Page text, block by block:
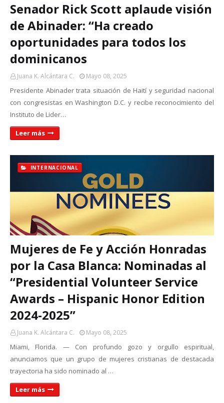
Senador Rick Scott aplaude visión
de Abinader: “Ha creado
oportunidades para todos los
dominicanos
Juana K. Alcántara C. Mayo 08, 2025
Presidente Abinader trata situación de Haití y seguridad nacional
con congresistas en Washington D.C. y recibe reconocimiento del
Instituto de Lider…
Leer más
INTERNACIONAL
Mujeres de Fe y Acción Honradas
por la Casa Blanca: Nominadas al
“Presidential Volunteer Service
Awards – Hispanic Honor Edition
2024-2025”
Juana K. Alcántara C. Mayo 08, 2025
Miami, Florida. — Con profundo gozo y orgullo espiritual,
anunciamos que un grupo de mujeres cristianas de destacada
trayectoria ha sido nominado al …
Leer más